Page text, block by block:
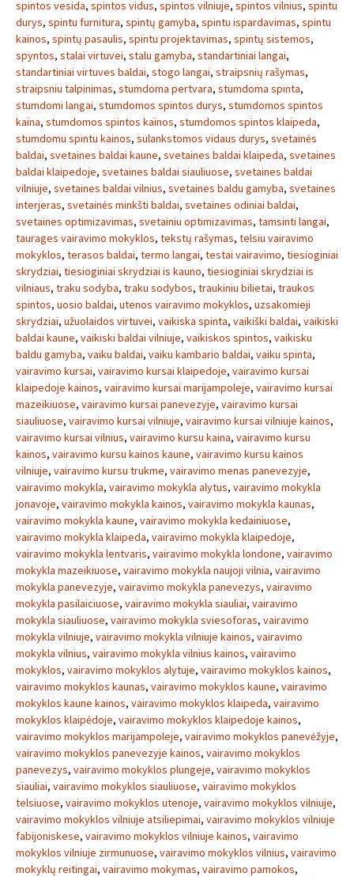
spintos vesida, spintos vidus, spintos vilniuje, spintos vilnius, spintu
durys, spintu furnitura, spintų gamyba, spintu ispardavimas, spintu
kainos, spintų pasaulis, spintu projektavimas, spintų sistemos,
spyntos, stalai virtuvei, stalu gamyba, standartiniai langai,
standartiniai virtuves baldai, stogo langai, straipsnių rašymas,
straipsniu talpinimas, stumdoma pertvara, stumdoma spinta,
stumdomi langai, stumdomos spintos durys, stumdomos spintos
kaina, stumdomos spintos kainos, stumdomos spintos klaipeda,
stumdomu spintu kainos, sulankstomos vidaus durys, svetainės
baldai, svetaines baldai kaune, svetaines baldai klaipeda, svetaines
baldai klaipedoje, svetaines baldai siauliuose, svetaines baldai
vilniuje, svetaines baldai vilnius, svetaines baldu gamyba, svetaines
interjeras, svetainės minkšti baldai, svetaines odiniai baldai,
svetaines optimizavimas, svetainiu optimizavimas, tamsinti langai,
taurages vairavimo mokyklos, tekstų rašymas, telsiu vairavimo
mokyklos, terasos baldai, termo langai, testai vairavimo, tiesioginiai
skrydziai, tiesioginiai skrydziai is kauno, tiesioginiai skrydziai is
vilniaus, traku sodyba, traku sodybos, traukiniu bilietai, traukos
spintos, uosio baldai, utenos vairavimo mokyklos, uzsakomieji
skrydziai, užuolaidos virtuvei, vaikiska spinta, vaikiški baldai, vaikiski
baldai kaune, vaikiski baldai vilniuje, vaikiskos spintos, vaikisku
baldu gamyba, vaiku baldai, vaiku kambario baldai, vaiku spinta,
vairavimo kursai, vairavimo kursai klaipedoje, vairavimo kursai
klaipedoje kainos, vairavimo kursai marijampoleje, vairavimo kursai
mazeikiuose, vairavimo kursai panevezyje, vairavimo kursai
siauliuose, vairavimo kursai vilniuje, vairavimo kursai vilniuje kainos,
vairavimo kursai vilnius, vairavimo kursu kaina, vairavimo kursu
kainos, vairavimo kursu kainos kaune, vairavimo kursu kainos
vilniuje, vairavimo kursu trukme, vairavimo menas panevezyje,
vairavimo mokykla, vairavimo mokykla alytus, vairavimo mokykla
jonavoje, vairavimo mokykla kainos, vairavimo mokykla kaunas,
vairavimo mokykla kaune, vairavimo mokykla kedainiuose,
vairavimo mokykla klaipeda, vairavimo mokykla klaipedoje,
vairavimo mokykla lentvaris, vairavimo mokykla londone, vairavimo
mokykla mazeikiuose, vairavimo mokykla naujoji vilnia, vairavimo
mokykla panevezyje, vairavimo mokykla panevezys, vairavimo
mokykla pasilaiciuose, vairavimo mokykla siauliai, vairavimo
mokykla siauliuose, vairavimo mokykla sviesoforas, vairavimo
mokykla vilniuje, vairavimo mokykla vilniuje kainos, vairavimo
mokykla vilnius, vairavimo mokykla vilnius kainos, vairavimo
mokyklos, vairavimo mokyklos alytuje, vairavimo mokyklos kainos,
vairavimo mokyklos kaunas, vairavimo mokyklos kaune, vairavimo
mokyklos kaune kainos, vairavimo mokyklos klaipeda, vairavimo
mokyklos klaipėdoje, vairavimo mokyklos klaipedoje kainos,
vairavimo mokyklos marijampoleje, vairavimo mokyklos panevėžyje,
vairavimo mokyklos panevezyje kainos, vairavimo mokyklos
panevezys, vairavimo mokyklos plungeje, vairavimo mokyklos
siauliai, vairavimo mokyklos siauliuose, vairavimo mokyklos
telsiuose, vairavimo mokyklos utenoje, vairavimo mokyklos vilniuje,
vairavimo mokyklos vilniuje atsiliepimai, vairavimo mokyklos vilniuje
fabijoniskese, vairavimo mokyklos vilniuje kainos, vairavimo
mokyklos vilniuje zirmunuose, vairavimo mokyklos vilnius, vairavimo
mokyklų reitingai, vairavimo mokymas, vairavimo pamokos,